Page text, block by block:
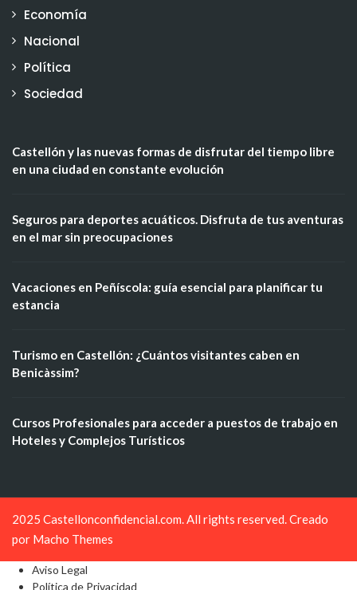
Economía
Nacional
Política
Sociedad
Castellón y las nuevas formas de disfrutar del tiempo libre
en una ciudad en constante evolución
Seguros para deportes acuáticos. Disfruta de tus aventuras
en el mar sin preocupaciones
Vacaciones en Peñíscola: guía esencial para planificar tu
estancia
Turismo en Castellón: ¿Cuántos visitantes caben en
Benicàssim?
Cursos Profesionales para acceder a puestos de trabajo en
Hoteles y Complejos Turísticos
2025 Castellonconfidencial.com. All rights reserved. Creado
por Macho Themes
Aviso Legal
Política de Privacidad